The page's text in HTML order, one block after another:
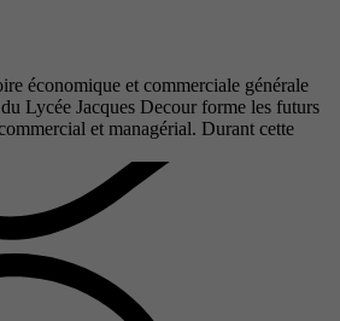
économique et commerciale générale
Lycée Jacques Decour forme les futurs
et managérial. Durant cette